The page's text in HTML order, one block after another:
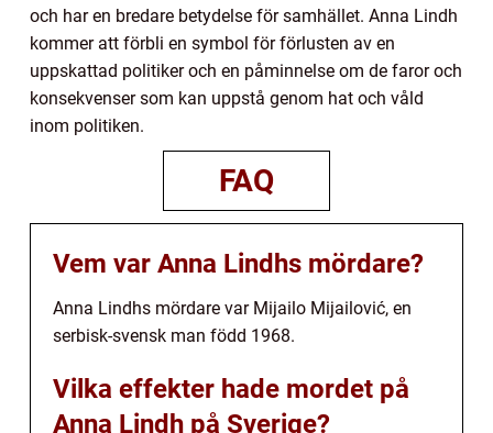
och har en bredare betydelse för samhället. Anna Lindh
kommer att förbli en symbol för förlusten av en
uppskattad politiker och en påminnelse om de faror och
konsekvenser som kan uppstå genom hat och våld
inom politiken.
FAQ
Vem var Anna Lindhs mördare?
Anna Lindhs mördare var Mijailo Mijailović, en
serbisk-svensk man född 1968.
Vilka effekter hade mordet på
Anna Lindh på Sverige?